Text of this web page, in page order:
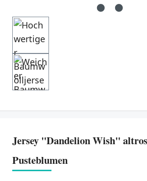
Jersey "Dandelion Wish"
Pusteblumen